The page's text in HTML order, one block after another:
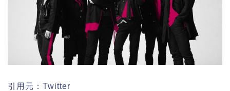
引用元：Twitter